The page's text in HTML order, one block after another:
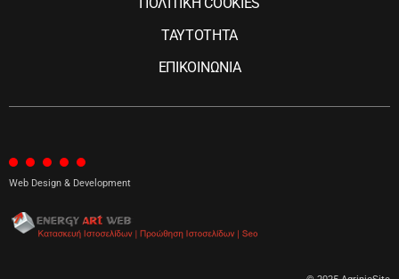
ΤΑΥΤΟΤΗΤΑ
ΕΠΙΚΟΙΝΩΝΙΑ
Web Design & Development